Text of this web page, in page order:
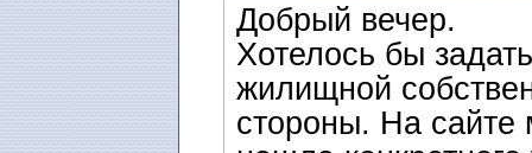
Добрый вечер.
Хотелось бы
жилищной
стороны. На сайте